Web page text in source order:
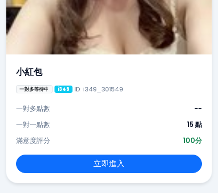
小紅包
一對多等待中 i349 ID: i349_301549
一對多點數
--
一對一點數
15 點
滿意度評分
100分
立即進入